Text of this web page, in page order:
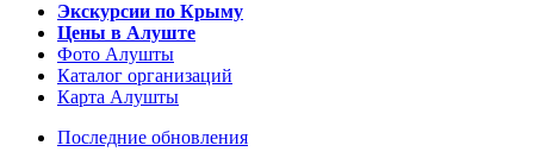
Экскурсии по Крыму
Цены в Алуште
Фото Алушты
Каталог организаций
Карта Алушты
Последние обновления